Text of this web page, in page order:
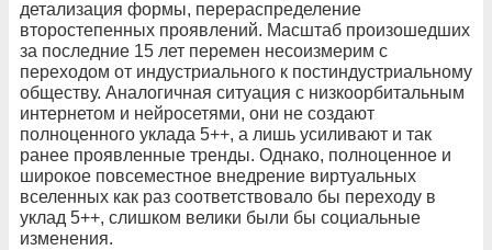
детализация формы, перераспределение
второстепенных проявлений. Масштаб произошедших
за последние 15 лет перемен несоизмерим с
переходом от индустриального к постиндустриальному
обществу. Аналогичная ситуация с низкоорбитальным
интернетом и нейросетями, они не создают
полноценного уклада 5++, а лишь усиливают и так
ранее проявленные тренды. Однако, полноценное и
широкое повсеместное внедрение виртуальных
вселенных как раз соответствовало бы переходу в
уклад 5++, слишком велики были бы социальные
изменения.